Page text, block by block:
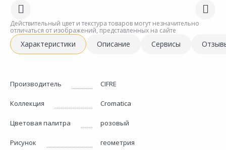
Действительный цвет и текстура товаров могут незначительно
отличаться от изображений, представленных на сайте
Характеристики Описание Сервисы
Производитель CIFRE
Коллекция Cromatica
Цветовая палитра розовый
Рисунок геометрия